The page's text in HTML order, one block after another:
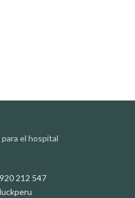
el hospital
212 547